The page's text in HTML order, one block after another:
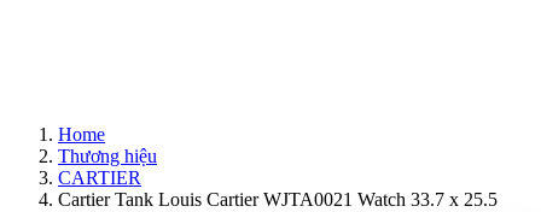
Home
Thương hiệu
CARTIER
Cartier Tank Louis Cartier WJTA0021 Watch 33.7 x 25.5